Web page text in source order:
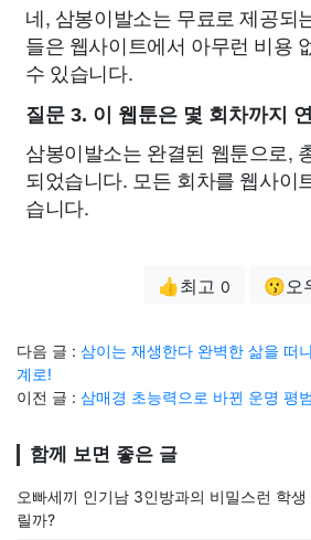
네, 삼봉이발소는 무료로 제공되
들은 웹사이트에서 아무런 비용
수 있습니다.
질문 3. 이 웹툰은 몇 회차까지
삼봉이발소는 완결된 웹툰으로,
되었습니다. 모든 회차를 웹사이
습니다.
👍최고 0 😗오
다음 글 : 삼이는 재생한다 완벽한 삶을 떠
계로!
이전 글 : 삼매경 초능력으로 바뀐 운명 평
함께 보면 좋은 글
오빠세끼 인기남 3인방과의 비밀스런 학
릴까?